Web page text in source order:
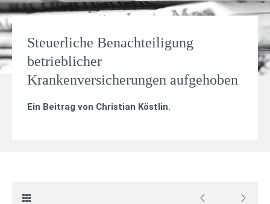
Steuerliche Benachteiligung
betrieblicher
Krankenversicherungen aufgehoben
Ein Beitrag von Christian Köstlin.